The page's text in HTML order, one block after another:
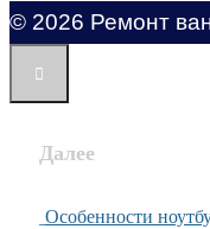
© 2026 Ремонт
Далее
Особенности